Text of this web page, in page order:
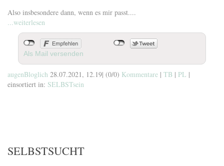
Also insbesondere dann, wenn es mir passt....
...weiterlesen
Als Mail versenden
augenBloglich 28.07.2021, 12.19| (0/0) Kommentare | TB | PL |
einsortiert in: SELBSTsein
SELBSTSUCHT